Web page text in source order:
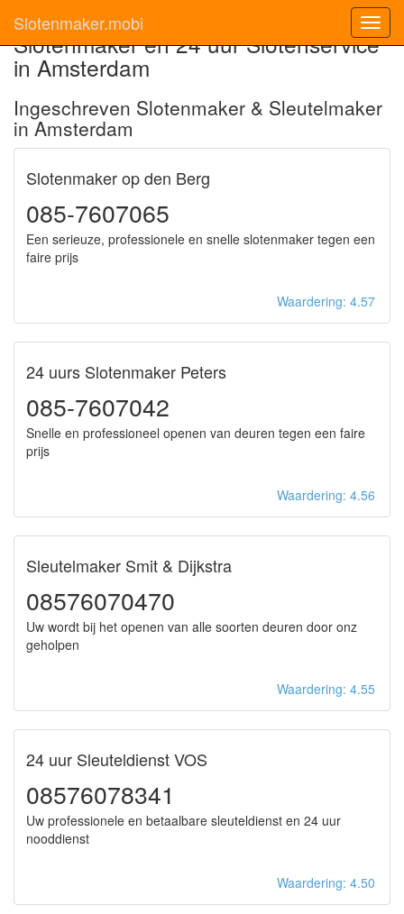
Slotenmaker.mobi
Slotenmaker en 24 uur Slotenservice
in Amsterdam
Ingeschreven Slotenmaker & Sleutelmaker
in Amsterdam
Slotenmaker op den Berg
085-7607065
Een serieuze, professionele en snelle slotenmaker tegen een
faire prijs
Waardering: 4.57
24 uurs Slotenmaker Peters
085-7607042
Snelle en professioneel openen van deuren tegen een faire
prijs
Waardering: 4.56
Sleutelmaker Smit & Dijkstra
08576070470
Uw wordt bij het openen van alle soorten deuren door onz
geholpen
Waardering: 4.55
24 uur Sleuteldienst VOS
08576078341
Uw professionele en betaalbare sleuteldienst en 24 uur
nooddienst
Waardering: 4.50